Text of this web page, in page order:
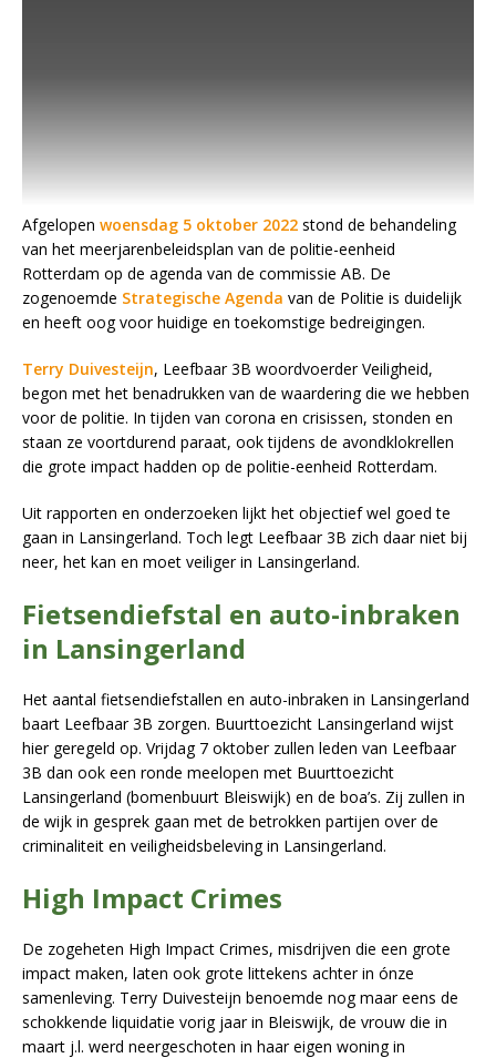
Afgelopen woensdag 5 oktober 2022 stond de behandeling
van het meerjarenbeleidsplan van de politie-eenheid
Rotterdam op de agenda van de commissie AB. De
zogenoemde Strategische Agenda van de Politie is duidelijk
en heeft oog voor huidige en toekomstige bedreigingen.
Terry Duivesteijn, Leefbaar 3B woordvoerder Veiligheid,
begon met het benadrukken van de waardering die we hebben
voor de politie. In tijden van corona en crisissen, stonden en
staan ze voortdurend paraat, ook tijdens de avondklokrellen
die grote impact hadden op de politie-eenheid Rotterdam.
Uit rapporten en onderzoeken lijkt het objectief wel goed te
gaan in Lansingerland. Toch legt Leefbaar 3B zich daar niet bij
neer, het kan en moet veiliger in Lansingerland.
Fietsendiefstal en auto-inbraken
in Lansingerland
Het aantal fietsendiefstallen en auto-inbraken in Lansingerland
baart Leefbaar 3B zorgen. Buurttoezicht Lansingerland wijst
hier geregeld op. Vrijdag 7 oktober zullen leden van Leefbaar
3B dan ook een ronde meelopen met Buurttoezicht
Lansingerland (bomenbuurt Bleiswijk) en de boa’s. Zij zullen in
de wijk in gesprek gaan met de betrokken partijen over de
criminaliteit en veiligheidsbeleving in Lansingerland.
High Impact Crimes
De zogeheten High Impact Crimes, misdrijven die een grote
impact maken, laten ook grote littekens achter in ónze
samenleving. Terry Duivesteijn benoemde nog maar eens de
schokkende liquidatie vorig jaar in Bleiswijk, de vrouw die in
maart j.l. werd neergeschoten in haar eigen woning in